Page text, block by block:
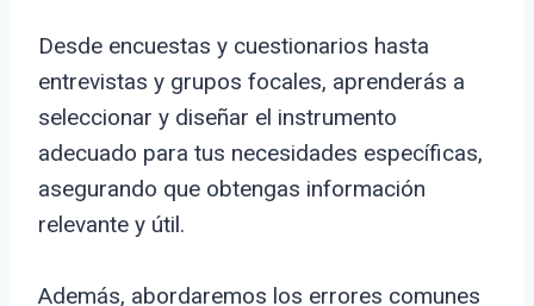
Desde encuestas y cuestionarios hasta
entrevistas y grupos focales, aprenderás a
seleccionar y diseñar el instrumento
adecuado para tus necesidades específicas,
asegurando que obtengas información
relevante y útil.
Además, abordaremos los errores comunes